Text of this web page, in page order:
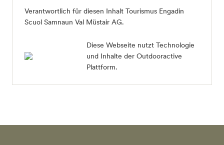
Verantwortlich für diesen Inhalt Tourismus Engadin
Scuol Samnaun Val Müstair AG.
Diese Webseite nutzt Technologie
und Inhalte der Outdooractive
Plattform.